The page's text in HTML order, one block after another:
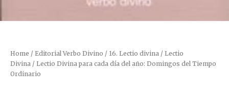
Home / Editorial Verbo Divino / 16. Lectio divina / Lectio
Divina / Lectio Divina para cada día del año: Domingos del Tiempo
Ordinario